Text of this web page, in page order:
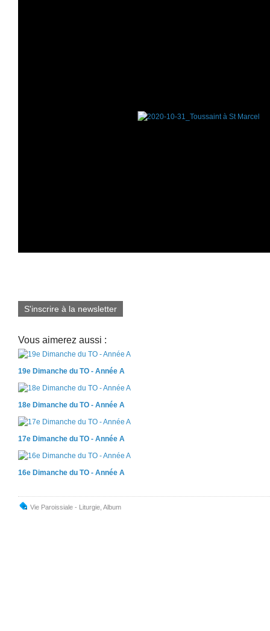
S'inscrire à la newsletter
Vous aimerez aussi :
19e Dimanche du TO - Année A
18e Dimanche du TO - Année A
17e Dimanche du TO - Année A
16e Dimanche du TO - Année A
Vie Paroissiale - Liturgie Album